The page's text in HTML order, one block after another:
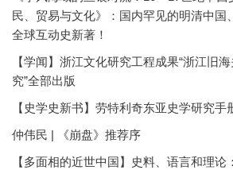
民、贸易与文化》：国内罕见的明清中国
全球互动史新著！
【学闻】浙江文化研究工程成果“浙江旧
究”全部出版
【史学史新书】劳特利奇东亚史学研究手
仲伟民 | 《崩盘》推荐序
【多面相的近世中国】史料、语言和理论